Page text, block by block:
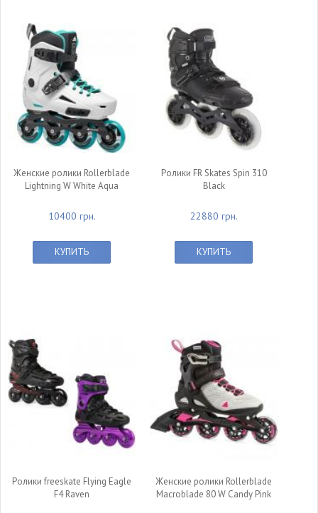
Женские ролики Rollerblade
Lightning W White Aqua
10400 грн.
КУПИТЬ
Ролики FR Skates Spin 310
Black
22880 грн.
КУПИТЬ
Ролики freeskate Flying Eagle
F4 Raven
Женские ролики Rollerblade
Macroblade 80 W Candy Pink